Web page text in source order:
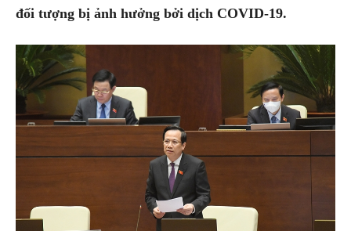
đối tượng bị ảnh hưởng bởi dịch COVID-19.